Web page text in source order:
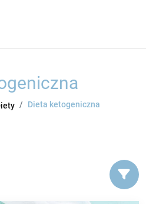
Dieta ketogeniczna